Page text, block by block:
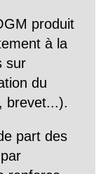
produit
à la
sur
du
brevet...).
part des